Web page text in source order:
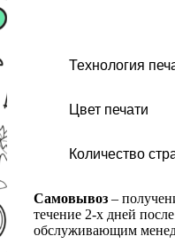
Технология
Цвет печати
Количество
Самовывоз –
течение 2-х дней
обслуживающим